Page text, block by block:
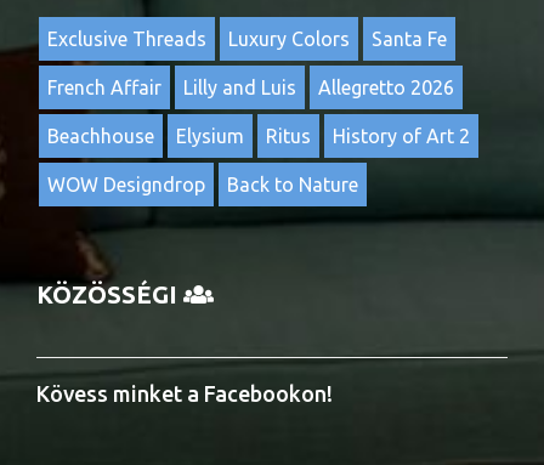
Exclusive Threads Luxury Colors Santa Fe
French Affair Lilly and Luis Allegretto 2026
Beachhouse Elysium Ritus History of Art 2
WOW Designdrop Back to Nature
KÖZÖSSÉGI
Kövess minket a Facebookon!